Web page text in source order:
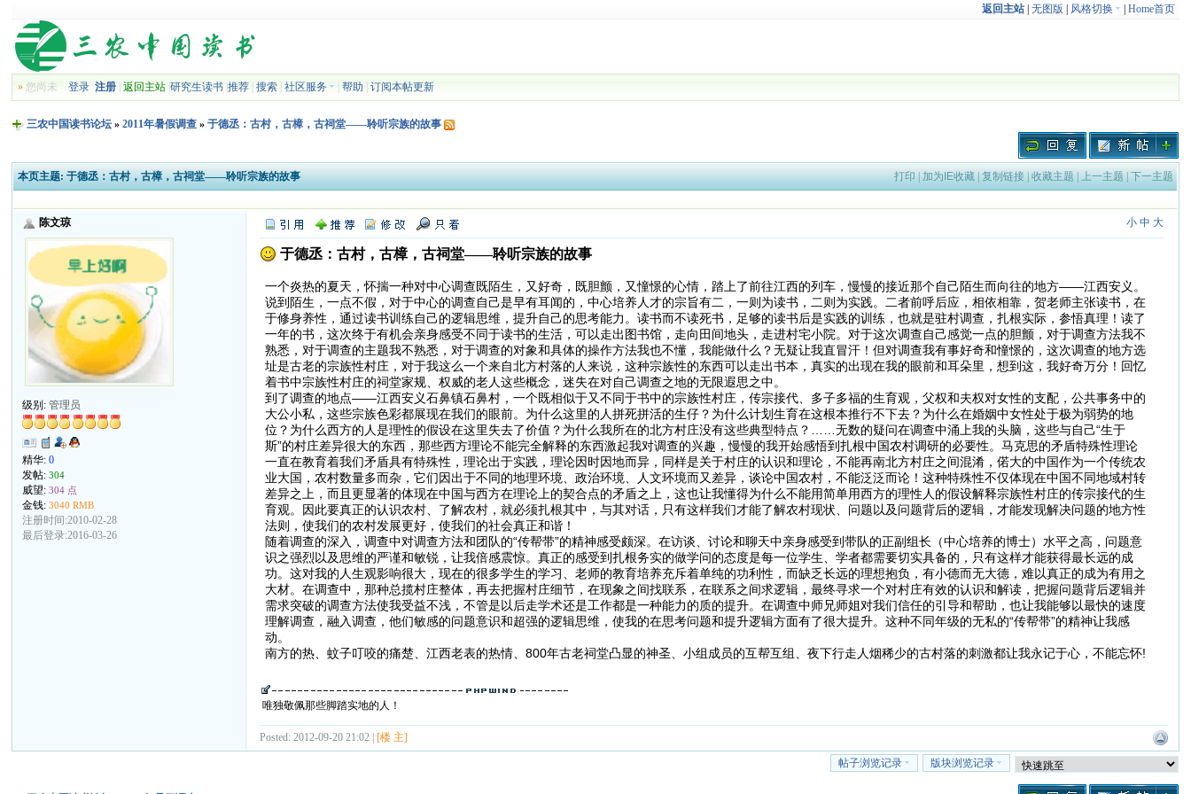
返回主站| 无图版 风格切换 Home首页
» 您尚未登录 注册 |返回主站 |研究生读书 |推荐 |搜索 |社区服务 |帮助 |订阅本帖更新
三农中国读书论坛 »2011年暑假调查 »于德丞：古村，古樟，古祠堂——聆听宗族的故事
本页主题: 于德丞：古村，古樟，古祠堂——聆听宗族的故事 打印 | 加为IE收藏| 复制链接| 收藏主题 | 上一主题 | 下一主题
陈文琼
级别:管理员
精华:0
发帖:304
威望:304 点
金钱:3040 RMB
注册时间:2010-02-28
最后登录:2016-03-26
小 中 大
于德丞：古村，古樟，古祠堂——聆听宗族的故事
一个炎热的夏天，怀揣一种对中心调查既陌生，又好奇，既胆颤，又憧憬的心情，踏上了前往江西的列车，慢慢的接近那个自己陌生而向往的地方——江西安义。
说到陌生，一点不假，对于中心的调查自己是早有耳闻的，中心培养人才的宗旨有二，一则为读书，二则为实践。二者前呼后应，相依相靠，贺老师主张读书，在
于修身养性，通过读书训练自己的逻辑思维，提升自己的思考能力。读书而不读死书，足够的读书后是实践的训练，也就是驻村调查，扎根实际，参悟真理！读了
一年的书，这次终于有机会亲身感受不同于读书的生活，可以走出图书馆，走向田间地头，走进村宅小院。对于这次调查自己感觉一点的胆颤，对于调查方法我不
熟悉，对于调查的主题我不熟悉，对于调查的对象和具体的操作方法我也不懂，我能做什么？无疑让我直冒汗！但对调查我有事好奇和憧憬的，这次调查的地方选
址是古老的宗族性村庄，对于我这么一个来自北方村落的人来说，这种宗族性的东西可以走出书本，真实的出现在我的眼前和耳朵里，想到这，我好奇万分！回忆
着书中宗族性村庄的祠堂家规、权威的老人这些概念，迷失在对自己调查之地的无限遐思之中。
到了调查的地点——江西安义石鼻镇石鼻村，一个既相似于又不同于书中的宗族性村庄，传宗接代、多子多福的生育观，父权和夫权对女性的支配，公共事务中的
大公小私，这些宗族色彩都展现在我们的眼前。为什么这里的人拼死拼活的生仔？为什么计划生育在这根本推行不下去？为什么在婚姻中女性处于极为弱势的地
位？为什么西方的人是理性的假设在这里失去了价值？为什么我所在的北方村庄没有这些典型特点？……无数的疑问在调查中涌上我的头脑，这些与自己“生于
斯”的村庄差异很大的东西，那些西方理论不能完全解释的东西激起我对调查的兴趣，慢慢的我开始感悟到扎根中国农村调研的必要性。马克思的矛盾特殊性理论
一直在教育着我们矛盾具有特殊性，理论出于实践，理论因时因地而异，同样是关于村庄的认识和理论，不能再南北方村庄之间混淆，偌大的中国作为一个传统农
业大国，农村数量多而杂，它们因出于不同的地理环境、政治环境、人文环境而又差异，谈论中国农村，不能泛泛而论！这种特殊性不仅体现在中国不同地域村转
差异之上，而且更显著的体现在中国与西方在理论上的契合点的矛盾之上，这也让我懂得为什么不能用简单用西方的理性人的假设解释宗族性村庄的传宗接代的生
育观。因此要真正的认识农村、了解农村，就必须扎根其中，与其对话，只有这样我们才能了解农村现状、问题以及问题背后的逻辑，才能发现解决问题的地方性
法则，使我们的农村发展更好，使我们的社会真正和谐！
随着调查的深入，调查中对调查方法和团队的“传帮带”的精神感受颇深。在访谈、讨论和聊天中亲身感受到带队的正副组长（中心培养的博士）水平之高，问题意
识之强烈以及思维的严谨和敏锐，让我倍感震惊。真正的感受到扎根务实的做学问的态度是每一位学生、学者都需要切实具备的，只有这样才能获得最长远的成
功。这对我的人生观影响很大，现在的很多学生的学习、老师的教育培养充斥着单纯的功利性，而缺乏长远的理想抱负，有小德而无大德，难以真正的成为有用之
大材。在调查中，那种总揽村庄整体，再去把握村庄细节，在现象之间找联系，在联系之间求逻辑，最终寻求一个对村庄有效的认识和解读，把握问题背后逻辑并
需求突破的调查方法使我受益不浅，不管是以后走学术还是工作都是一种能力的质的提升。在调查中师兄师姐对我们信任的引导和帮助，也让我能够以最快的速度
理解调查，融入调查，他们敏感的问题意识和超强的逻辑思维，使我的在思考问题和提升逻辑方面有了很大提升。这种不同年级的无私的“传帮带”的精神让我感
动。
南方的热、蚊子叮咬的痛楚、江西老表的热情、800年古老祠堂凸显的神圣、小组成员的互帮互组、夜下行走人烟稀少的古村落的刺激都让我永记于心，不能忘怀!
唯独敬佩那些脚踏实地的人！
Posted: 2012-09-20 21:02 |[楼 主]
帖子浏览记录 版块浏览记录